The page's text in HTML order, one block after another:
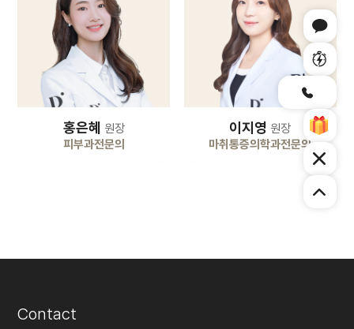
홍은혜 원장
피부과전문의
이지영 원장
마취통증의학과전문의
Contact